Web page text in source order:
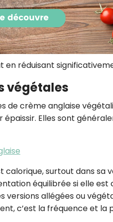
en réduisant
végétales
de crème anglaise
Elles sont
calorique, surtout dans
équilibrée si elle
versions allégées ou
c’est la fréquence et